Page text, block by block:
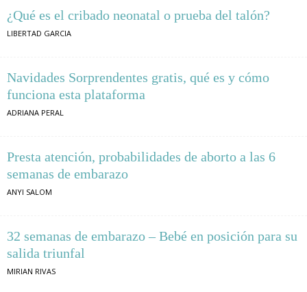
¿Qué es el cribado neonatal o prueba del talón?
LIBERTAD GARCIA
Navidades Sorprendentes gratis, qué es y cómo
funciona esta plataforma
ADRIANA PERAL
Presta atención, probabilidades de aborto a las 6
semanas de embarazo
ANYI SALOM
32 semanas de embarazo – Bebé en posición para su
salida triunfal
MIRIAN RIVAS